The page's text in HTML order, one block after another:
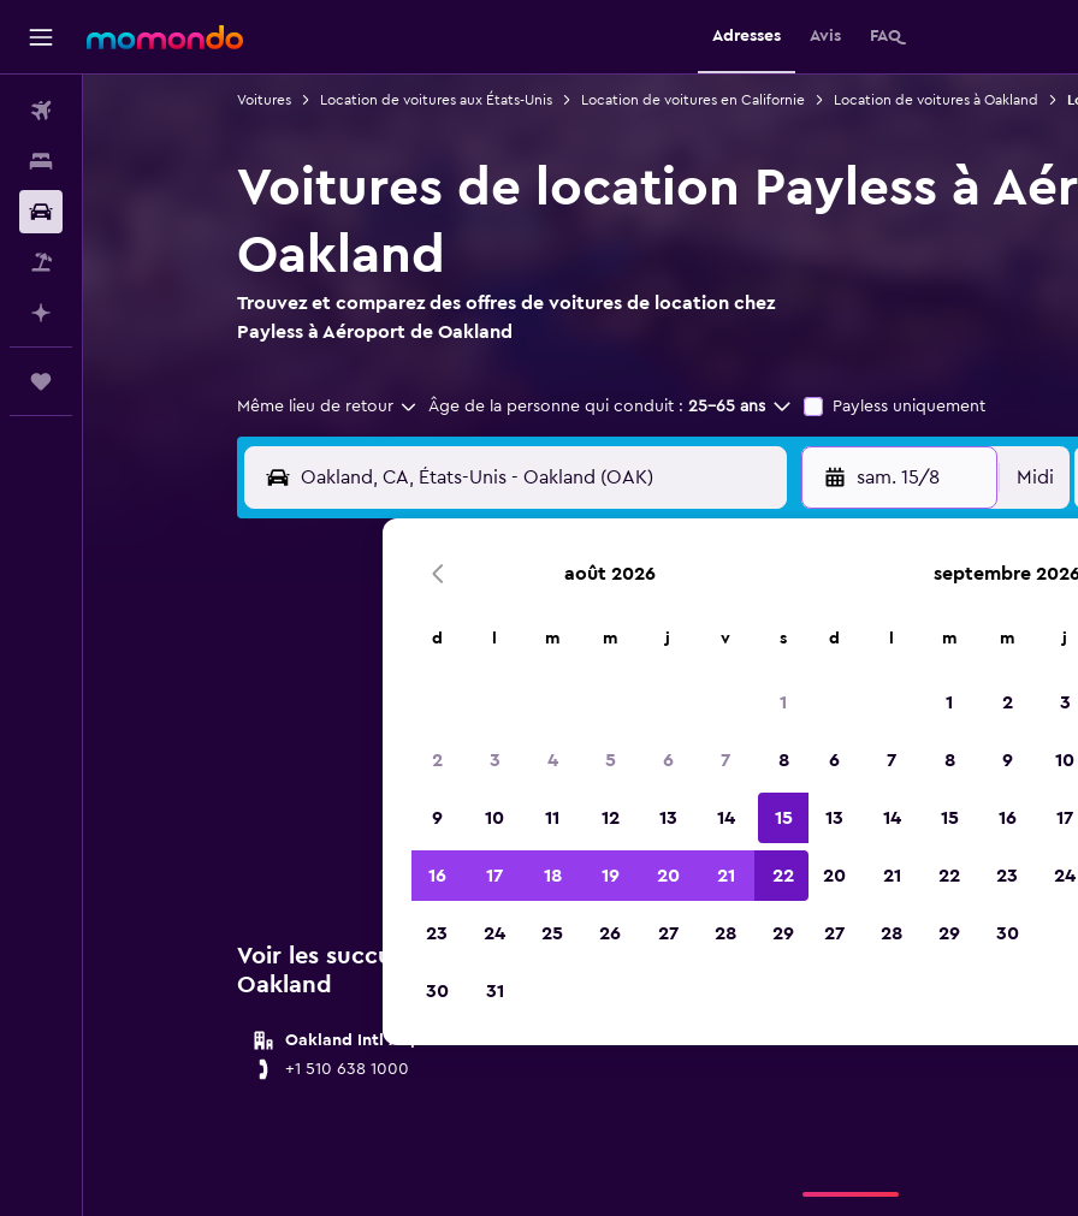
Adresses Avis FAQ
Voitures Location de voitures aux États-Unis Location de voitures en Californie Location de voitures à Oakland
Voitures de location Payless à
Oakland
Trouvez et comparez des offres de voitures de location chez
Payless à Aéroport de Oakland
Même lieu de retour Âge de la personne qui conduit : 25-65 ans Payless uniquement
sam. 15/8 Midi
Voitures de location Payless
Vous trouvez ci-dessous des informations sur toutes
de Payless près de Aéroport de Oakland, y compris
Voir les succursales Payless près de Aéroport de
Oakland
Oakland Intl Airport - 7600 Earhart Rd
+1 510 638 1000
août 2026
d m m j v s
1
2 3 4 5 6 7 8
9 10 11 12 13 14 15
16 17 18 19 20 21 22
23 24 25 26 27 28 29
30 31
septembre
d m m j
1 2 3
6 7 8 9 10
13 14 15 16 17
20 21 22 23 24
27 28 29 30